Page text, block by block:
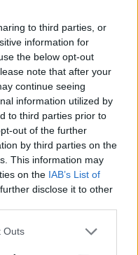
to third parties, or
information for
the below opt-out
note that after your
continue seeing
information utilized by
to third parties prior to
out of the further
by third parties on the
This information may
on the IAB’s List of
disclose it to other
Outs